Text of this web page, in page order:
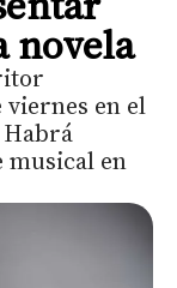
novela
en el
musical en